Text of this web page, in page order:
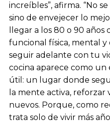
increíbles”, afirma. “No
sino de envejecer lo
llegar a los 80 o 90 años
funcional física, mental
seguir adelante con tu
cocina aparece como un
útil: un lugar donde
la mente activa,
nuevos. Porque, como
trata solo de vivir más